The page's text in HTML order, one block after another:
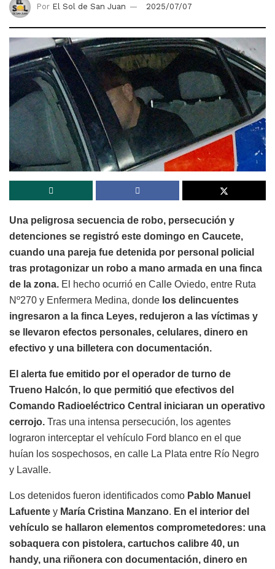
Por El Sol de San Juan 2025/07/07
Una peligrosa secuencia de robo, persecución y
detenciones se registró este domingo en Caucete,
cuando una pareja fue detenida por personal policial
tras protagonizar un robo a mano armada en una finca
de la zona. El hecho ocurrió en Calle Oviedo, entre Ruta
Nº270 y Enfermera Medina, donde los delincuentes
ingresaron a la finca Leyes, redujeron a las víctimas y
se llevaron efectos personales, celulares, dinero en
efectivo y una billetera con documentación.
El alerta fue emitido por el operador de turno de
Trueno Halcón, lo que permitió que efectivos del
Comando Radioeléctrico Central iniciaran un operativo
cerrojo. Tras una intensa persecución, los agentes
lograron interceptar el vehículo Ford blanco en el que
huían los sospechosos, en calle La Plata entre Río Negro
y Lavalle.
Los detenidos fueron identificados como Pablo Manuel
Lafuente y María Cristina Manzano. En el interior del
vehículo se hallaron elementos comprometedores: una
sobaquera con pistolera, cartuchos calibre 40, un
handy, una riñonera con documentación, dinero en